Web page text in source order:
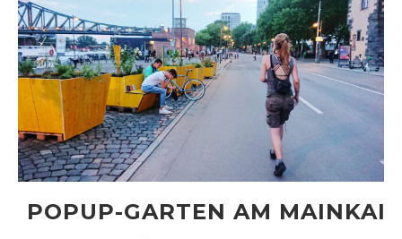
POPUP-GARTEN AM MAINKAI